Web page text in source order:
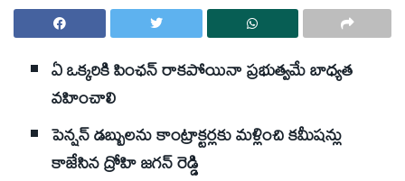
ఏ ఒక్కరికి పింఛన్‌ రాకపోయినా ప్రభుత్వమే బాధ్యత
వహించాలి
పెన్షన్‌ డబ్బులను కాంట్రాక్టర్లకు మళ్లించి కమీషన్లు
కాజేసిన ద్రోహి జగన్‌ రెడ్డి